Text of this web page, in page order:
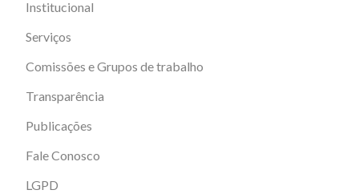
Institucional
Serviços
Comissões e Grupos de trabalho
Transparência
Publicações
Fale Conosco
LGPD